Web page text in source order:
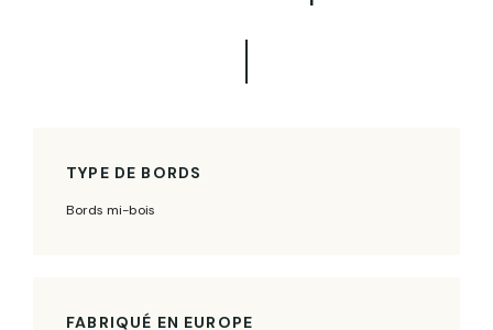
TYPE DE BORDS
Bords mi-bois
FABRIQUÉ EN EUROPE